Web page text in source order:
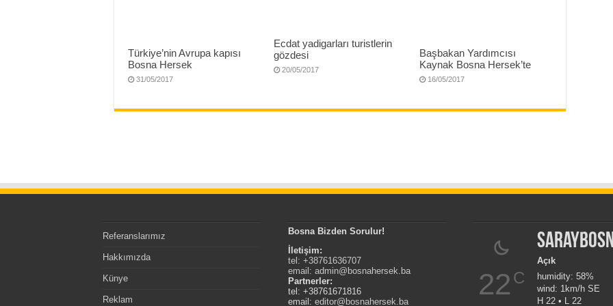
Türkiye’nin Avrupa kapısı
Bosna Hersek
31/05/2017
Ecdat yadigarları turistlerin
gözdesi
20/05/2017
Başbakan Yardımcısı
Kaynak Bosna Hersek’te
16/05/2017
Referanslarımız
Hakkımızda
Künye
Reklam
Bosna Bizden Sorulur!
İletişim:
tel: +38761636707
email:admin@bosnahersek.ba
Partnerler:
tel: +38761671816
email:editor@bosnahersek.ba
22 C
Açık
humidity: 58%
wind: 1km/h SE
H 22 • L 22